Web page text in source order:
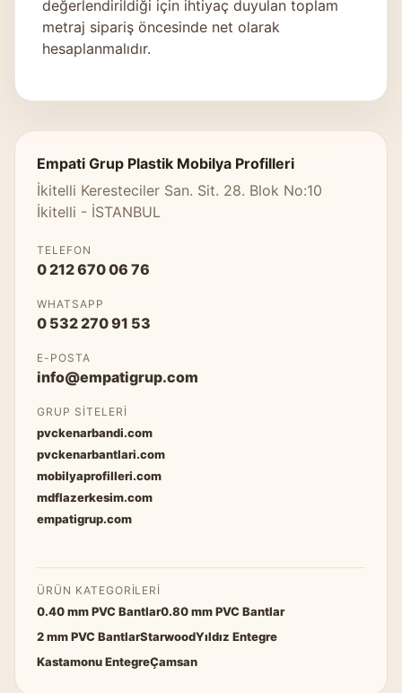
değerlendirildiği için ihtiyaç duyulan toplam
metraj sipariş öncesinde net olarak
hesaplanmalıdır.
Empati Grup Plastik Mobilya Profilleri
İkitelli Keresteciler San. Sit. 28. Blok No:10
İkitelli - İSTANBUL
TELEFON
0 212 670 06 76
WHATSAPP
0 532 270 91 53
E-POSTA
info@empatigrup.com
GRUP SITELERI
pvckenarbandi.com
pvckenarbantlari.com
mobilyaprofilleri.com
mdflazerkesim.com
empatigrup.com
ÜRÜN KATEGORILERI
0.40 mm PVC Bantlar0.80 mm PVC Bantlar
2 mm PVC BantlarStarwoodYıldız Entegre
Kastamonu EntegreÇamsan